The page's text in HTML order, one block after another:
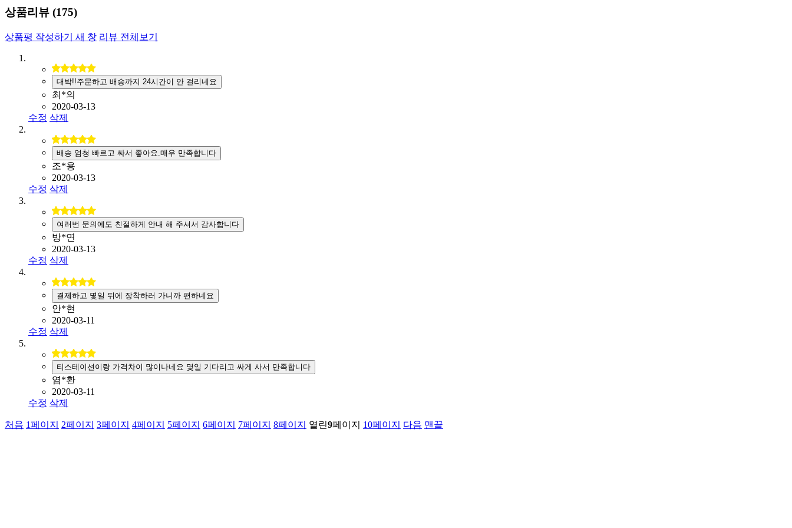
상품리뷰 (175)
상품평 작성하기 새 창 리뷰 전체보기
대박!!주문하고 배송까지 24시간이 안 걸리네요
최*의
2020-03-13
수정 삭제
배송 엄청 빠르고 싸서 좋아요.매우 만족합니다
조*용
2020-03-13
수정 삭제
여러번 문의에도 친절하게 안내 해 주셔서 감사합니다
방*연
2020-03-13
수정 삭제
결제하고 몇일 뒤에 장착하러 가니까 편하네요
안*현
2020-03-11
수정 삭제
티스테이션이랑 가격차이 많이나네요 몇일 기다리고 싸게 사서 만족합니다
염*환
2020-03-11
수정 삭제
처음 1페이지 2페이지 3페이지 4페이지 5페이지 6페이지 7페이지 8페이지 열린9페이지 10페이지 다음 맨끝